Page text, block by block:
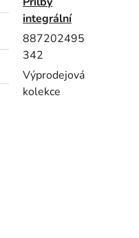
integrální
887202495
342
Výprodejová
kolekce